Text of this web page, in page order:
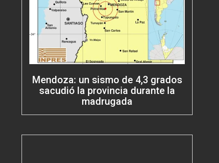
Mendoza: un sismo de 4,3 grados
sacudió la provincia durante la
madrugada